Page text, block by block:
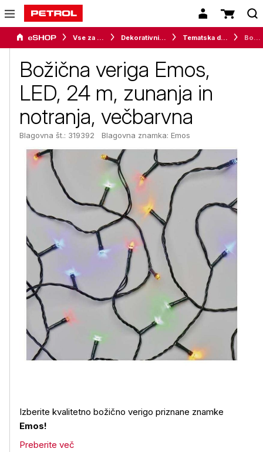
Vse za dom Dekorativni program Tematska dekoracija
Božična veriga Emos,
LED, 24 m, zunanja in
notranja, večbarvna
Blagovna št.: 319392 Blagovna znamka: Emos
Izberite kvalitetno božično verigo priznane znamke
Emos!
Preberite več